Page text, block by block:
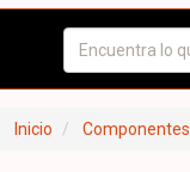
Inicio Componentes